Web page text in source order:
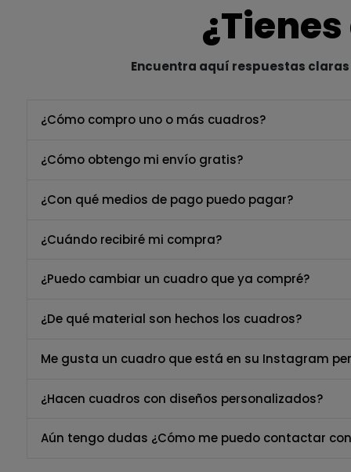
Encuentra aquí respuestas
¿Cómo compro uno o más cuadros?
¿Cómo obtengo mi envío gratis?
¿Con qué medios de pago puedo pagar?
¿Cuándo recibiré mi compra?
¿Puedo cambiar un cuadro que ya compré?
¿De qué material son hechos los cuadros?
Me gusta un cuadro que está en su Instagram
¿Hacen cuadros con diseños personalizados?
Aún tengo dudas ¿Cómo me puedo contactar